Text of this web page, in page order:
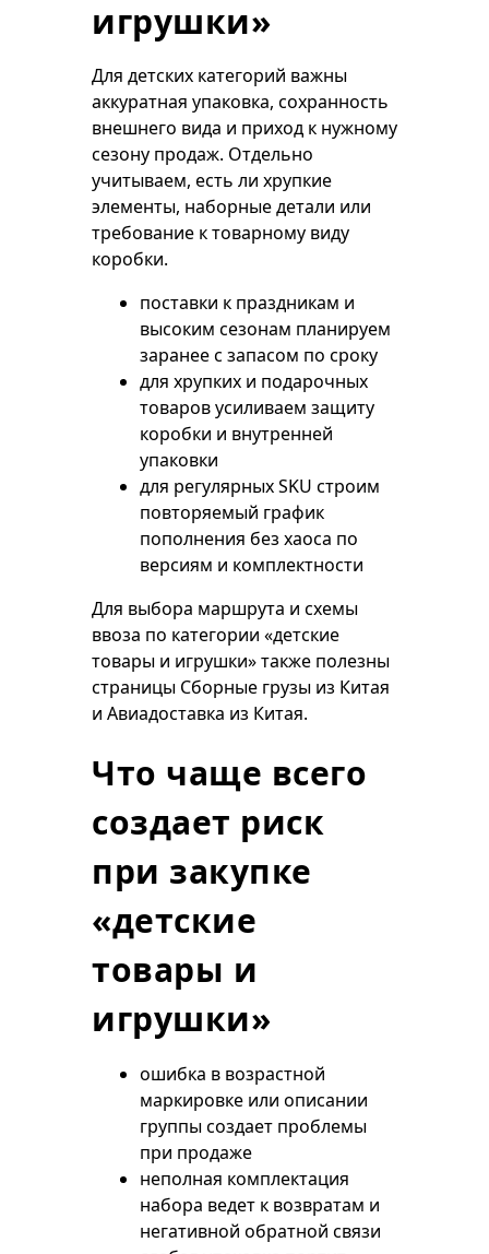
игрушки»
Для детских категорий важны
аккуратная упаковка, сохранность
внешнего вида и приход к нужному
сезону продаж. Отдельно
учитываем, есть ли хрупкие
элементы, наборные детали или
требование к товарному виду
коробки.
поставки к праздникам и
высоким сезонам планируем
заранее с запасом по сроку
для хрупких и подарочных
товаров усиливаем защиту
коробки и внутренней
упаковки
для регулярных SKU строим
повторяемый график
пополнения без хаоса по
версиям и комплектности
Для выбора маршрута и схемы
ввоза по категории «детские
товары и игрушки» также полезны
страницы Сборные грузы из Китая
и Авиадоставка из Китая.
Что чаще всего
создает риск
при закупке
«детские
товары и
игрушки»
ошибка в возрастной
маркировке или описании
группы создает проблемы
при продаже
неполная комплектация
набора ведет к возвратам и
негативной обратной связи